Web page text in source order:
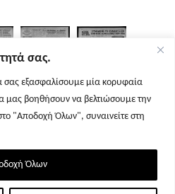
σας.
σας εξασφαλίσουμε μία κορυφαία
μας βοηθήσουν να βελτιώσουμε την
"Αποδοχή Όλων", συναινείτε στη
Όλων
2 Σελίδα 3 Σελίδα 4